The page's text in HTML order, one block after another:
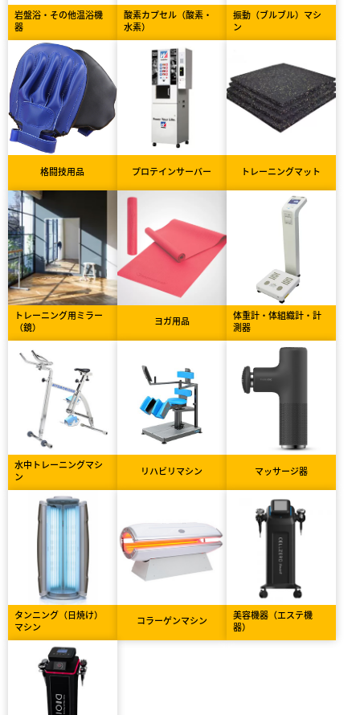
岩盤浴・その他温浴機
器
酸素カプセル（酸素・
水素）
振動（ブルブル）マシ
ン
格闘技用品 プロテインサーバー トレーニングマット
トレーニング用ミラー
（鏡）
ヨガ用品
体重計・体組織計・計
測器
水中トレーニングマシ
ン
リハビリマシン マッサージ器
タンニング（日焼け）
マシン
コラーゲンマシン
美容機器（エステ機
器）